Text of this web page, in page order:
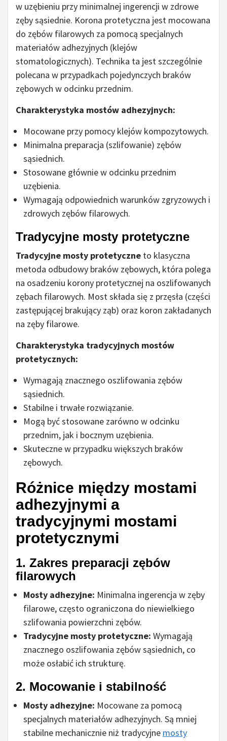
w uzębieniu przy minimalnej ingerencji w zdrowe
zęby sąsiednie. Korona protetyczna jest mocowana
do zębów filarowych za pomocą specjalnych
materiałów adhezyjnych (klejów
stomatologicznych). Technika ta jest szczególnie
polecana w przypadkach pojedynczych braków
zębowych w odcinku przednim.
Charakterystyka mostów adhezyjnych:
Mocowane przy pomocy klejów kompozytowych.
Minimalna preparacja (szlifowanie) zębów
sąsiednich.
Stosowane głównie w odcinku przednim
uzębienia.
Wymagają odpowiednich warunków zgryzowych i
zdrowych zębów filarowych.
Tradycyjne mosty protetyczne
Tradycyjne mosty protetyczne to klasyczna
metoda odbudowy braków zębowych, która polega
na osadzeniu korony protetycznej na oszlifowanych
zębach filarowych. Most składa się z przęsła (części
zastępującej brakujący ząb) oraz koron zakładanych
na zęby filarowe.
Charakterystyka tradycyjnych mostów
protetycznych:
Wymagają znacznego oszlifowania zębów
sąsiednich.
Stabilne i trwałe rozwiązanie.
Mogą być stosowane zarówno w odcinku
przednim, jak i bocznym uzębienia.
Skuteczne w przypadku większych braków
zębowych.
Różnice między mostami
adhezyjnymi a
tradycyjnymi mostami
protetycznymi
1. Zakres preparacji zębów
filarowych
Mosty adhezyjne: Minimalna ingerencja w zęby
filarowe, często ograniczona do niewielkiego
szlifowania powierzchni zębów.
Tradycyjne mosty protetyczne: Wymagają
znacznego oszlifowania zębów sąsiednich, co
może osłabić ich strukturę.
2. Mocowanie i stabilność
Mosty adhezyjne: Mocowane za pomocą
specjalnych materiałów adhezyjnych. Są mniej
stabilne mechanicznie niż tradycyjne mosty